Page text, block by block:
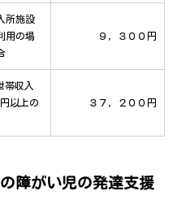
所施設
用の場
９，３００円
帯収入
以上の
３７，２００円
障がい児の発達支援